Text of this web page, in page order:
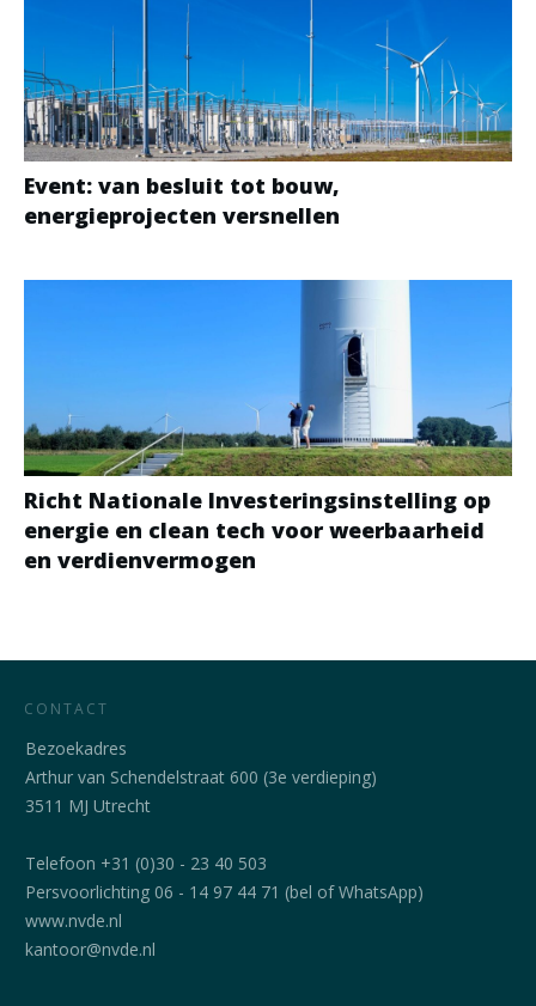
Event: van besluit tot bouw,
energieprojecten versnellen
Richt Nationale Investeringsinstelling op
energie en clean tech voor weerbaarheid
en verdienvermogen
CONTACT
Bezoekadres
Arthur van Schendelstraat 600 (3e verdieping)
3511 MJ Utrecht
Telefoon +31 (0)30 - 23 40 503
Persvoorlichting 06 - 14 97 44 71 (bel of WhatsApp)
www.nvde.nl
kantoor@nvde.nl